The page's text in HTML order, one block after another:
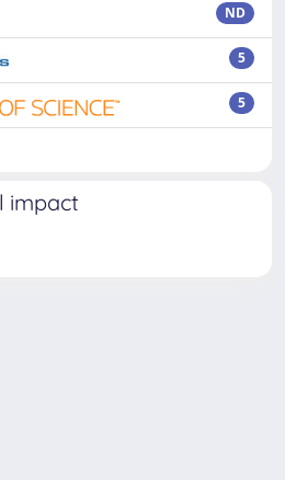
ND
5
5
impact